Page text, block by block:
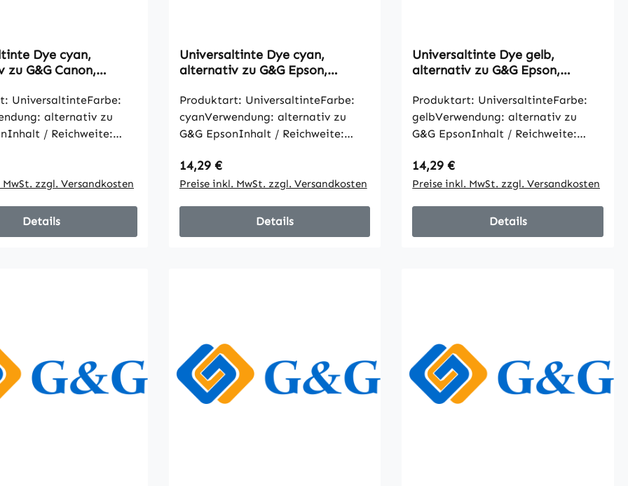
Dye cyan,
G&G Canon,
UniversaltinteFarbe:
alternativ zu
/ Reichweite:
zzgl. Versandkosten
Details
Universaltinte Dye cyan,
alternativ zu G&G Epson,
Produktart: UniversaltinteFarbe:
cyanVerwendung: alternativ zu
G&G EpsonInhalt / Reichweite:
Hersteller
Regulärer Preis:
14,29 €
Preise inkl. MwSt. zzgl. Versandkosten
Details
Universaltinte Dye gelb,
alternativ zu G&G Epson,
Produktart: UniversaltinteFarbe:
gelbVerwendung: alternativ zu
G&G EpsonInhalt / Reichweite:
Hersteller
Regulärer Preis:
14,29 €
Preise inkl. MwSt. zzgl. Versandkosten
Details